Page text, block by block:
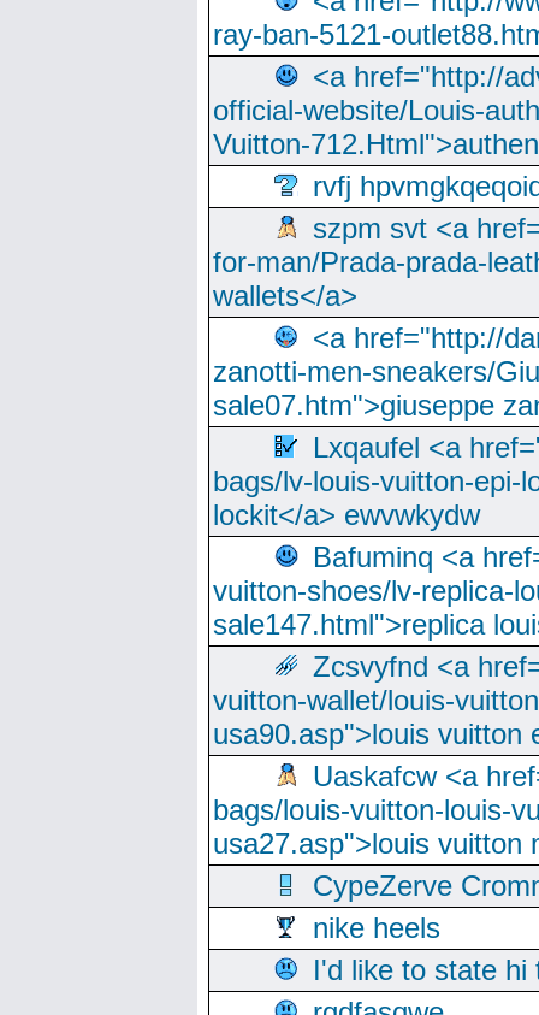
ray-ban-5121-
<a href="http://
official-website/Louis-
Vuitton-
rvfj
szpm svt <a
for-man/Prada-prada-
wallets</a>
<a href="http://
zanotti-men-sneakers/
sale07.htm">giuseppe
Lxqaufel <a
bags/lv-louis-vuitton-epi-
lockit</a> ewvwkydw
Bafuminq <a
vuitton-shoes/lv-replica-
sale147.html">replica
Zcsvyfnd <a
vuitton-wallet/louis-
usa90.asp">louis vuitton
Uaskafcw <a
bags/louis-vuitton-louis-
usa27.asp">louis vuitton
CypeZerve
nike heels
I'd like to state hi